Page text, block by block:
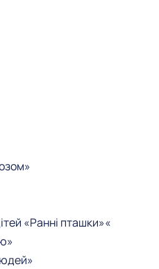
«Ранні пташки»«